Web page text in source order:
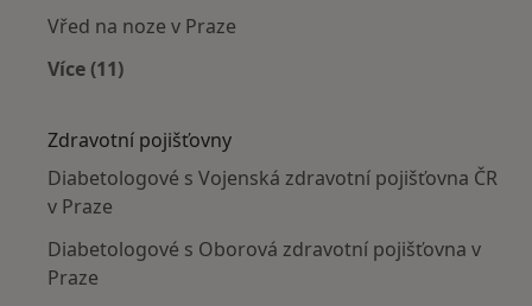
Vřed na noze v Praze
Více (11)
Zdravotní pojišťovny
Diabetologové s Vojenská zdravotní pojišťovna ČR
v Praze
Diabetologové s Oborová zdravotní pojišťovna v
Praze